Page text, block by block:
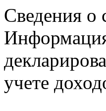
Сведения о
учете